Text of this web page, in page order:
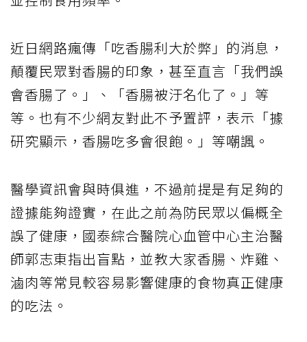
近日網路瘋傳「吃香腸利大於弊」的消息，
顛覆民眾對香腸的印象，甚至直言「我們誤
會香腸了。」、「香腸被汙名化了。」等
等。也有不少網友對此不予置評，表示「據
研究顯示，香腸吃多會很飽。」等嘲諷。
醫學資訊會與時俱進，不過前提是有足夠的
證據能夠證實，在此之前為防民眾以偏概全
誤了健康，國泰綜合醫院心血管中心主治醫
師郭志東指出盲點，並教大家香腸、炸雞、
滷肉等常見較容易影響健康的食物真正健康
的吃法。